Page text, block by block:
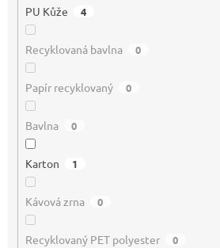
PU Kůže 4
Recyklovaná bavlna 0
Papír recyklovaný 0
Bavlna 0
Karton 1
Kávová zrna 0
Recyklovaný PET polyester 0